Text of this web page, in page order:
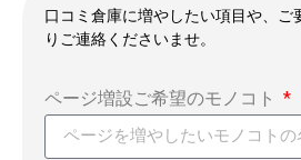
口コミ倉庫に増やしたい項目や、ご
りご連絡くださいませ。
ページ増設ご希望のモノコト